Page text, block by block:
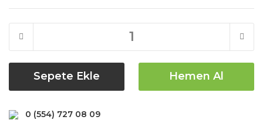
Sepete Ekle Hemen Al
0 (554) 727 08 09